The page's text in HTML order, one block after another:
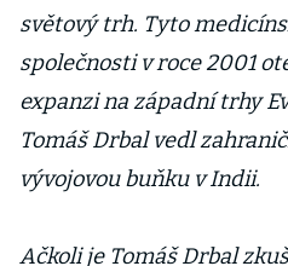
světový trh. Tyto
společnosti v roce 2001
expanzi na západní trhy
Tomáš Drbal vedl
vývojovou buňku v Indii.
Ačkoli je Tomáš Drbal